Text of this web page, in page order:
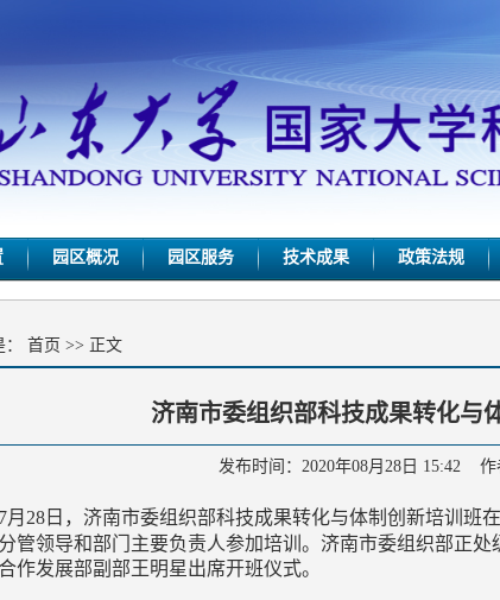
园区概况 园区服务 技术成果 政策法规
首页 >> 正文
济南市委组织部科技成果转化与
发布时间：2020年08月28日 15:42
月28日，济南市委组织部科技成果转化与体制创新培训班
分管领导和部门主要负责人参加培训。济南市委组织部正
作发展部副部王明星出席开班仪式。